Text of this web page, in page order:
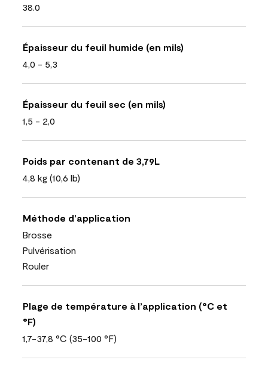
38.0
Épaisseur du feuil humide (en mils)
4,0 - 5,3
Épaisseur du feuil sec (en mils)
1,5 - 2,0
Poids par contenant de 3,79L
4,8 kg (10,6 lb)
Méthode d’application
Brosse
Pulvérisation
Rouler
Plage de température à l’application (°C et
°F)
1,7-37,8 °C (35-100 °F)